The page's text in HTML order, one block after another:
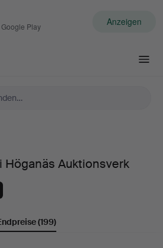
Play Anzeigen
Höganäs Auktionsverk
(199)